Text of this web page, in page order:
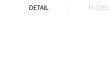
DETAIL MODEL